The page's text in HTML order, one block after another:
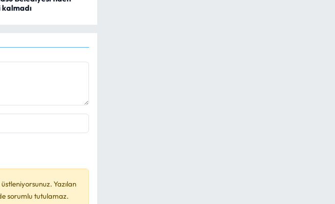
kalmadı
Yazılan
sorumlu tutulamaz.